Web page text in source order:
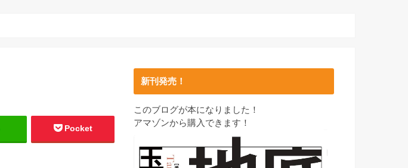
Pocket
新刊発売！
このブログが本になりました！
アマゾンから購入できます！